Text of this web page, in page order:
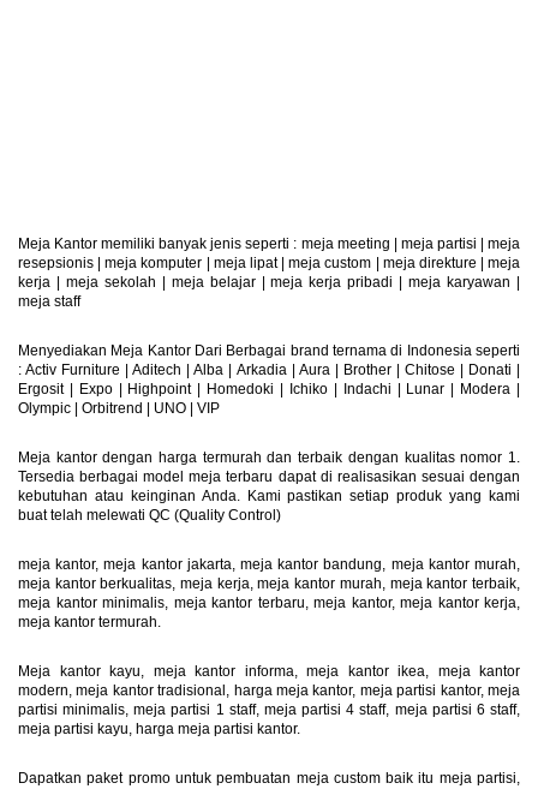
Meja Kantor memiliki banyak jenis seperti : meja meeting | meja partisi |meja
resepsionis |meja komputer | meja lipat|meja custom | meja direkture |meja
kerja | meja sekolah | meja belajar|meja kerja pribadi |meja karyawan |
meja staff
Menyediakan Meja Kantor Dari Berbagai brand ternama di Indonesia seperti
: Activ Furniture |Aditech |Alba | Arkadia | Aura | Brother| Chitose | Donati |
Ergosit| Expo| Highpoint| Homedoki | Ichiko| Indachi | Lunar | Modera |
Olympic | Orbitrend | UNO | VIP
Meja kantor dengan harga termurah dan terbaik dengan kualitas nomor 1.
Tersedia berbagai model meja terbaru dapat di realisasikan sesuai dengan
kebutuhan atau keinginan Anda. Kami pastikan setiap produk yang kami
buat telah melewati QC (Quality Control)
meja kantor, meja kantor jakarta, meja kantor bandung, meja kantor murah,
meja kantor berkualitas, meja kerja, meja kantor murah, meja kantor terbaik,
meja kantor minimalis, meja kantor terbaru, meja kantor, meja kantor kerja,
meja kantor termurah.
Meja kantor kayu, meja kantor informa, meja kantor ikea, meja kantor
modern, meja kantor tradisional, harga meja kantor, meja partisi kantor, meja
partisi minimalis, meja partisi 1 staff, meja partisi 4 staff, meja partisi 6 staff,
meja partisi kayu, harga meja partisi kantor.
Dapatkan paket promo untuk pembuatan meja custom baik itu meja partisi,